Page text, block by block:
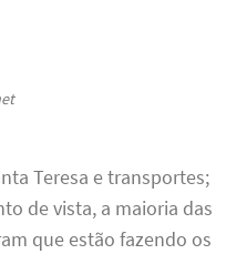
Teresa e transportes;
de vista, a maioria das
que estão fazendo os